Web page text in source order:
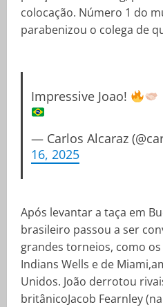
colocação. Número 1 do
parabenizou o colega de
Impressive Joao!
— Carlos Alcaraz
16, 2025
Após levantar a taça em
brasileiro passou a ser
grandes torneios, como
Indians Wells e de
Unidos. João derrotou
britânicoJacob Fearnley